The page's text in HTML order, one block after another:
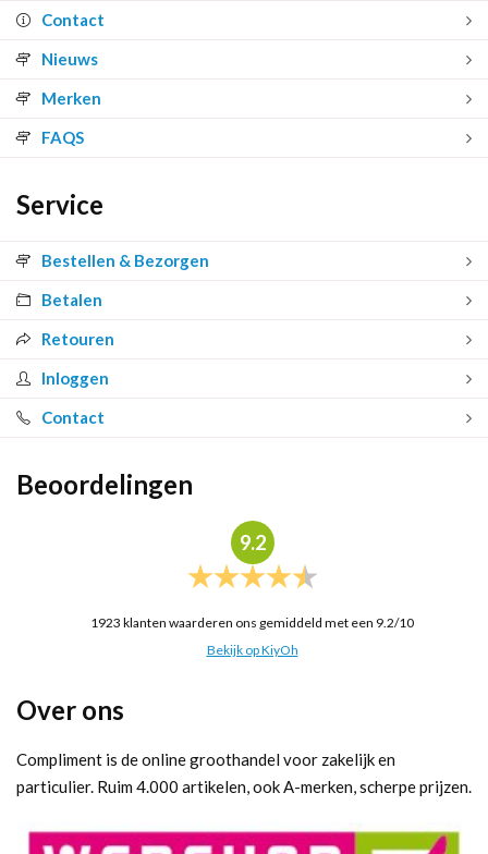
Contact
Nieuws
Merken
FAQS
Service
Bestellen & Bezorgen
Betalen
Retouren
Inloggen
Contact
Beoordelingen
9.2
1923 klanten waarderen ons gemiddeld met een 9.2/10
Bekijk op KiyOh
Over ons
Compliment is de online groothandel voor zakelijk en
particulier. Ruim 4.000 artikelen, ook A-merken, scherpe prijzen.